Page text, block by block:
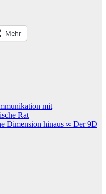
Mehr
mit
Rat
Dimension hinaus ∞ Der 9D